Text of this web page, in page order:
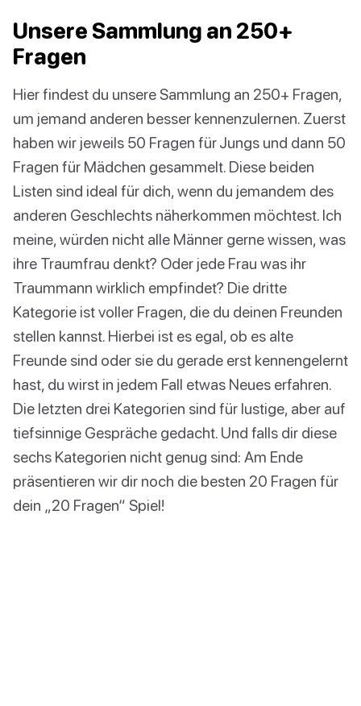
Unsere Sammlung an 250+
Fragen
Hier findest du unsere Sammlung an 250+ Fragen,
um jemand anderen besser kennenzulernen. Zuerst
haben wir jeweils 50 Fragen für Jungs und dann 50
Fragen für Mädchen gesammelt. Diese beiden
Listen sind ideal für dich, wenn du jemandem des
anderen Geschlechts näherkommen möchtest. Ich
meine, würden nicht alle Männer gerne wissen, was
ihre Traumfrau denkt? Oder jede Frau was ihr
Traummann wirklich empfindet? Die dritte
Kategorie ist voller Fragen, die du deinen Freunden
stellen kannst. Hierbei ist es egal, ob es alte
Freunde sind oder sie du gerade erst kennengelernt
hast, du wirst in jedem Fall etwas Neues erfahren.
Die letzten drei Kategorien sind für lustige, aber auf
tiefsinnige Gespräche gedacht. Und falls dir diese
sechs Kategorien nicht genug sind: Am Ende
präsentieren wir dir noch die besten 20 Fragen für
dein „20 Fragen“ Spiel!